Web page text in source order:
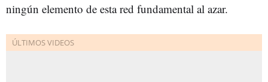
ningún elemento de esta red fundamental al azar.